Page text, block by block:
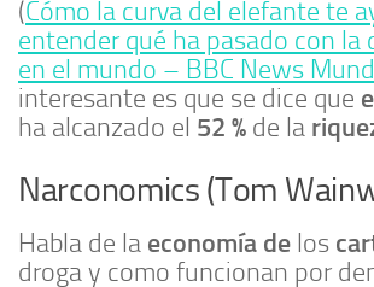
(Cómo la curva del elefante te
entender qué ha pasado con la
en el mundo – BBC News
interesante es que se dice que
ha alcanzado el 52 % de la
Narconomics (Tom
Habla de la economía de los
droga y como funcionan por